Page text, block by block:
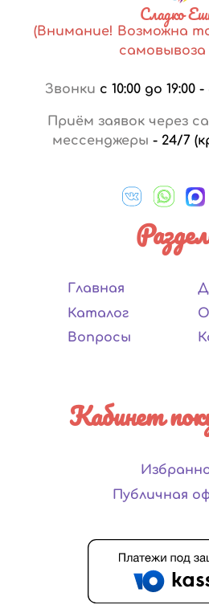
Сладко
(Внимание! Возможна
Звонки с 10:00 до 19:00 -
Приём заявок через
мессенджеры - 24/7
Главная
Каталог
Вопросы
Кабинет
Публичная